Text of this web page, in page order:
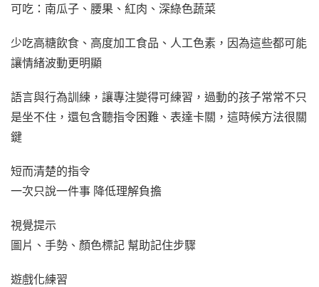
可吃：南瓜子、腰果、紅肉、深綠色蔬菜
少吃高糖飲食、高度加工食品、人工色素，因為這些都可能
讓情緒波動更明顯
語言與行為訓練，讓專注變得可練習，過動的孩子常常不只
是坐不住，還包含聽指令困難、表達卡關，這時候方法很關
鍵
短而清楚的指令
一次只說一件事 降低理解負擔
視覺提示
圖片、手勢、顏色標記 幫助記住步驟
遊戲化練習